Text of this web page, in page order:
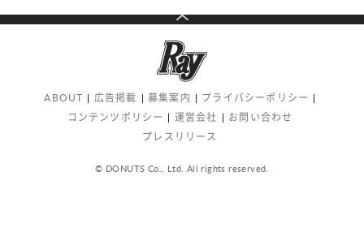
ABOUT 広告掲載 募集案内
プライバシーポリシー
コンテンツポリシー
運営会社
お問い合わせ
プレスリリース
© DONUTS Co., Ltd. All rights reserved.